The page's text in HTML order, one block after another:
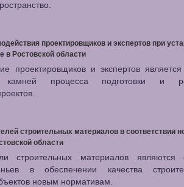
проектировщиков и экспертов при
в Ростовской области
проектировщиков и экспертов
камней процесса подготовки и
строительных материалов в соответствии
области
строительных материалов
в обеспечении качества
новым нормативам.